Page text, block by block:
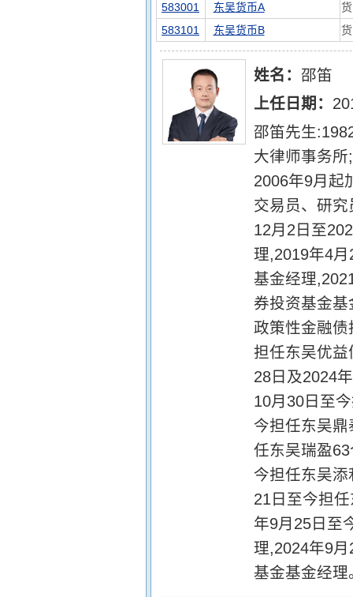
583001 东吴货币A
583101
东吴货币B
姓名： 邵笛
上任日期：
邵笛先生
大律师事务
2006年9月起
交易员、研
12月2日至
理,2019年4
基金经理
券投资基金
政策性金融
担任东吴优
28日及2024
10月30日至
今担任东吴
任东吴瑞盈
今担任东吴
21日至今担
年9月25日至
理,2024年9
基金基金经理